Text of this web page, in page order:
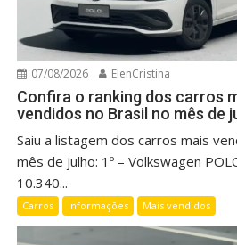
07/08/2026 ElenCristina
Confira o ranking dos carros
vendidos no Brasil no mês de
Saiu a listagem dos carros mais
mês de julho: 1º – Volkswagen
10.340...
Carros Informações Mais vendidos